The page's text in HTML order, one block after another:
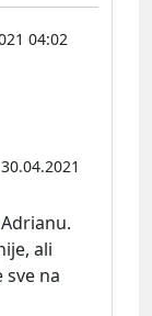
04:02
30.04.2021
ali
sve na